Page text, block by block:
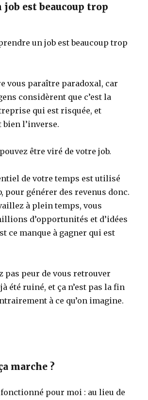
job est beaucoup trop
un job est beaucoup trop
vous paraître paradoxal, car
considèrent que c’est la
qui est risquée, et
bien l’inverse.
être viré de votre job.
de votre temps est utilisé
pour générer des revenus donc.
à plein temps, vous
d’opportunités et d’idées
ce manque à gagner qui est
pas peur de vous retrouver
été ruiné, et ça n’est pas la fin
à ce qu’on imagine.
marche ?
pour moi : au lieu de